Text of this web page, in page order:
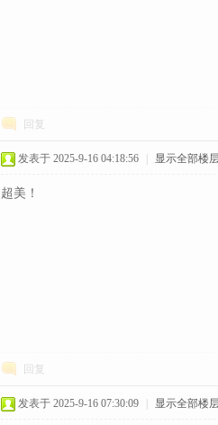
回复
发表于 2025-9-16 04:18:56 显示全部楼
超美！
回复
发表于 2025-9-16 07:30:09 显示全部楼